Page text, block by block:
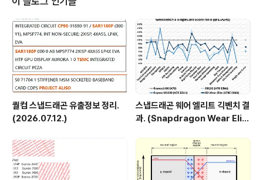
A8과 오차범위 동급입니다. A8과 같은 아키텍처입니다.
2. 부동소수점 부동소수점 결과도 정수와 같습니다. A8과
같은 아키텍처입니다. 다른 아키텍처와의 ..
퀄컴 스냅드래곤 유출정보 정리.
(2026.07.12.)
스냅드래곤 웨어 엘리트 긱벤치 결
과. (Snapdragon Wear Elit